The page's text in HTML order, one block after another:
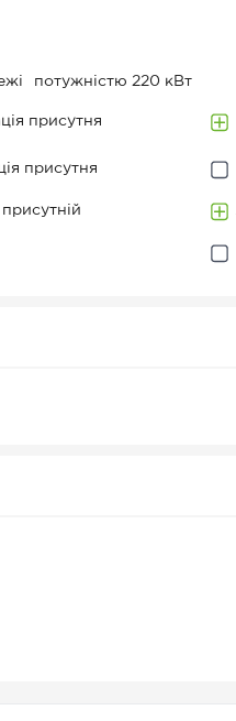
потужністю 220 кВт
присутня
присутня
присутній